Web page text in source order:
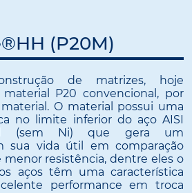
(P20M)
de matrizes, hoje
P20 convencional, por
O material possui uma
no limite inferior do aço AISI
(sem Ni) que gera um
sua vida útil em comparação
resistência, dentre eles o
aços têm uma característica
performance em troca